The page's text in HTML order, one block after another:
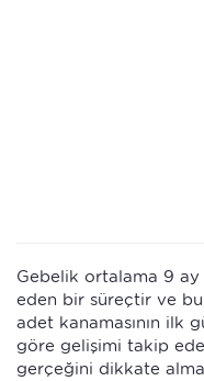
Gebelik ortalama 9
eden bir süreçtir ve bu
adet kanamasının ilk
göre gelişimi takip
gerçeğini dikkate